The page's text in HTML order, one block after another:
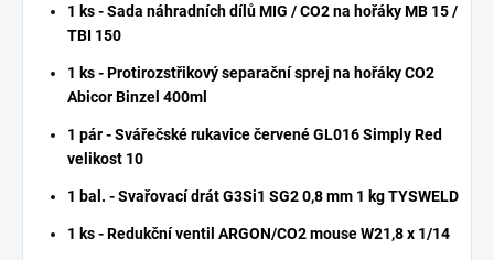
1 ks - Sada náhradních dílů MIG / CO2 na hořáky MB 15 /
TBI 150
1 ks - Protirozstřikový separační sprej na hořáky CO2
Abicor Binzel 400ml
1 pár - Svářečské rukavice červené GL016 Simply Red
velikost 10
1 bal. - Svařovací drát G3Si1 SG2 0,8 mm 1 kg TYSWELD
1 ks - Redukční ventil ARGON/CO2 mouse W21,8 x 1/14